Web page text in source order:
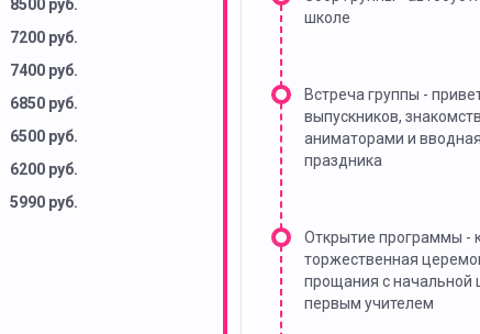
8500 руб.
7200 руб.
7400 руб.
6850 руб.
6500 руб.
6200 руб.
5990 руб.
школе
Встреча группы -
выпускников,
аниматорами и
праздника
Открытие программы -
торжественная
прощания с начальной
первым учителем